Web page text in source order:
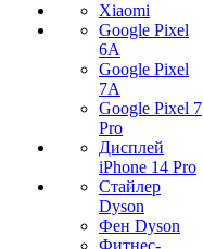
Xiaomi
Google Pixel
6A
Google Pixel
7А
Google Pixel 7
Pro
Дисплей
iPhone 14 Pro
Стайлер
Dyson
Фен Dyson
Фитнес-